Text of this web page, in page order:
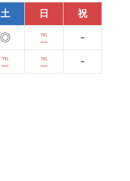
土 日
祝
◎ ℡ -
℡ ℡ -